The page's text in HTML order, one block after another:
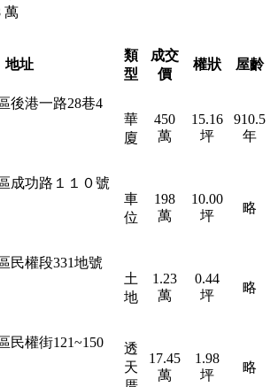
萬
地址
類
型
成交
價
權狀 屋齡
後港一路28巷4
華
廈
450
萬
15.16
坪
910.5
年
成功路１１０號
車
位
198
萬
10.00
坪
略
民權段331地號
土
地
1.23
萬
0.44
坪
略
民權街121~150
透
天
17.45
萬
1.98
坪
略